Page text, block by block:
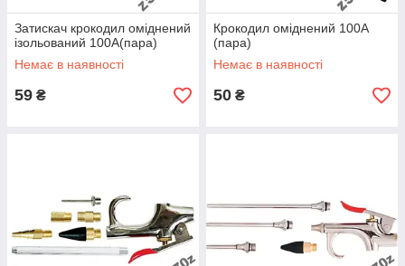
Затискач крокодил оміднений
ізольований 100А(пара)
Немає в наявності
59 ₴
Крокодил оміднений 100А
(пара)
Немає в наявності
50 ₴